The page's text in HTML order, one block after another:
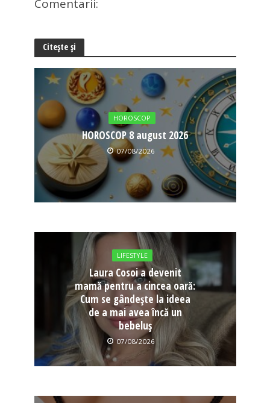
Comentarii:
Citește și
HOROSCOP
HOROSCOP 8 august 2026
07/08/2026
LIFESTYLE
Laura Cosoi a devenit
mamă pentru a cincea oară:
Cum se gândește la ideea
de a mai avea încă un
bebeluș
07/08/2026